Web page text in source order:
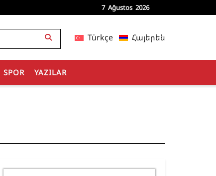
7 Ağustos 2026
Türkçe Հայերեն
SPOR YAZILAR